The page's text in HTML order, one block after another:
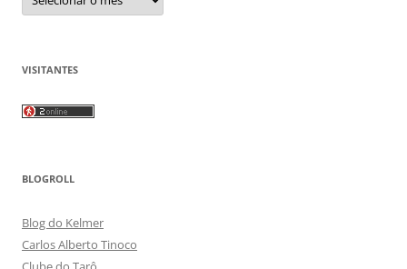
VISITANTES
BLOGROLL
Blog do Kelmer
Carlos Alberto Tinoco